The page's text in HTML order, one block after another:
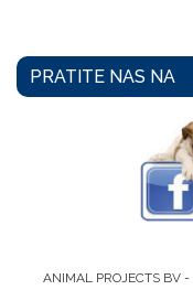
PRATITE NAS NA
ANIMAL PROJECTS BV -